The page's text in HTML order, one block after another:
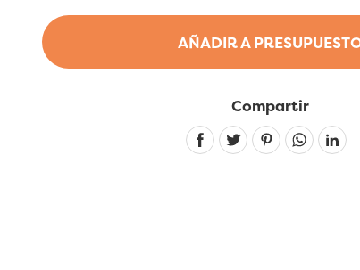
AÑADIR A
Compartir